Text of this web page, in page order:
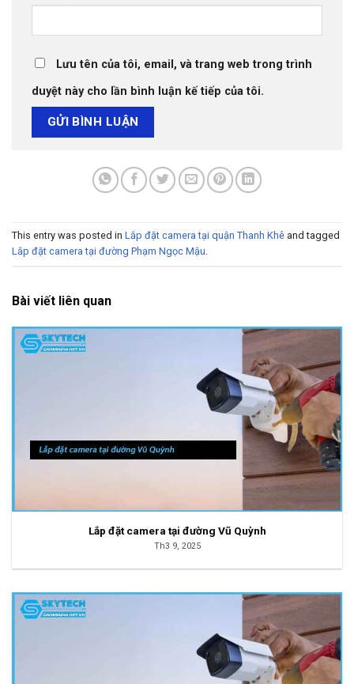
Lưu tên của tôi, email, và trang web trong trình
duyệt này cho lần bình luận kế tiếp của tôi.
This entry was posted in Lắp đặt camera tại quận Thanh Khê and tagged
Lắp đặt camera tại đường Phạm Ngọc Mậu.
Bài viết liên quan
Lắp đặt camera tại đường Vũ Quỳnh
Th3 9, 2025